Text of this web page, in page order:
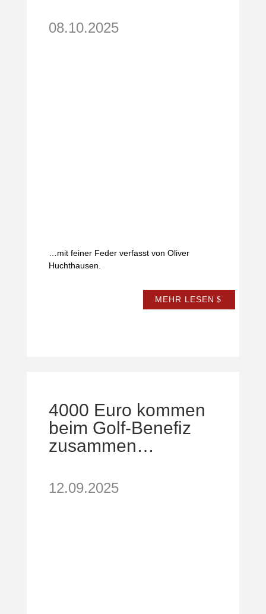
08.10.2025
…mit feiner Feder verfasst von Oliver
Huchthausen.
MEHR LESEN
4000 Euro kommen
beim Golf-Benefiz
zusammen…
12.09.2025